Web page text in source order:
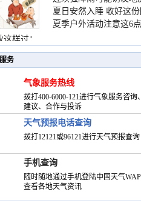
这样过：
灾害 这些前兆要知道
夏日安然入睡 收好这份
温小贴士
夏季户外活动注意这6点
务
气象服务热线
拨打400-6000-121进行气象服务咨询、
建议、合作与投诉
天气预报电话查询
拨打12121或96121进行天气预报查询
手机查询
随时随地通过手机登陆中国天气
查看各地天气资讯